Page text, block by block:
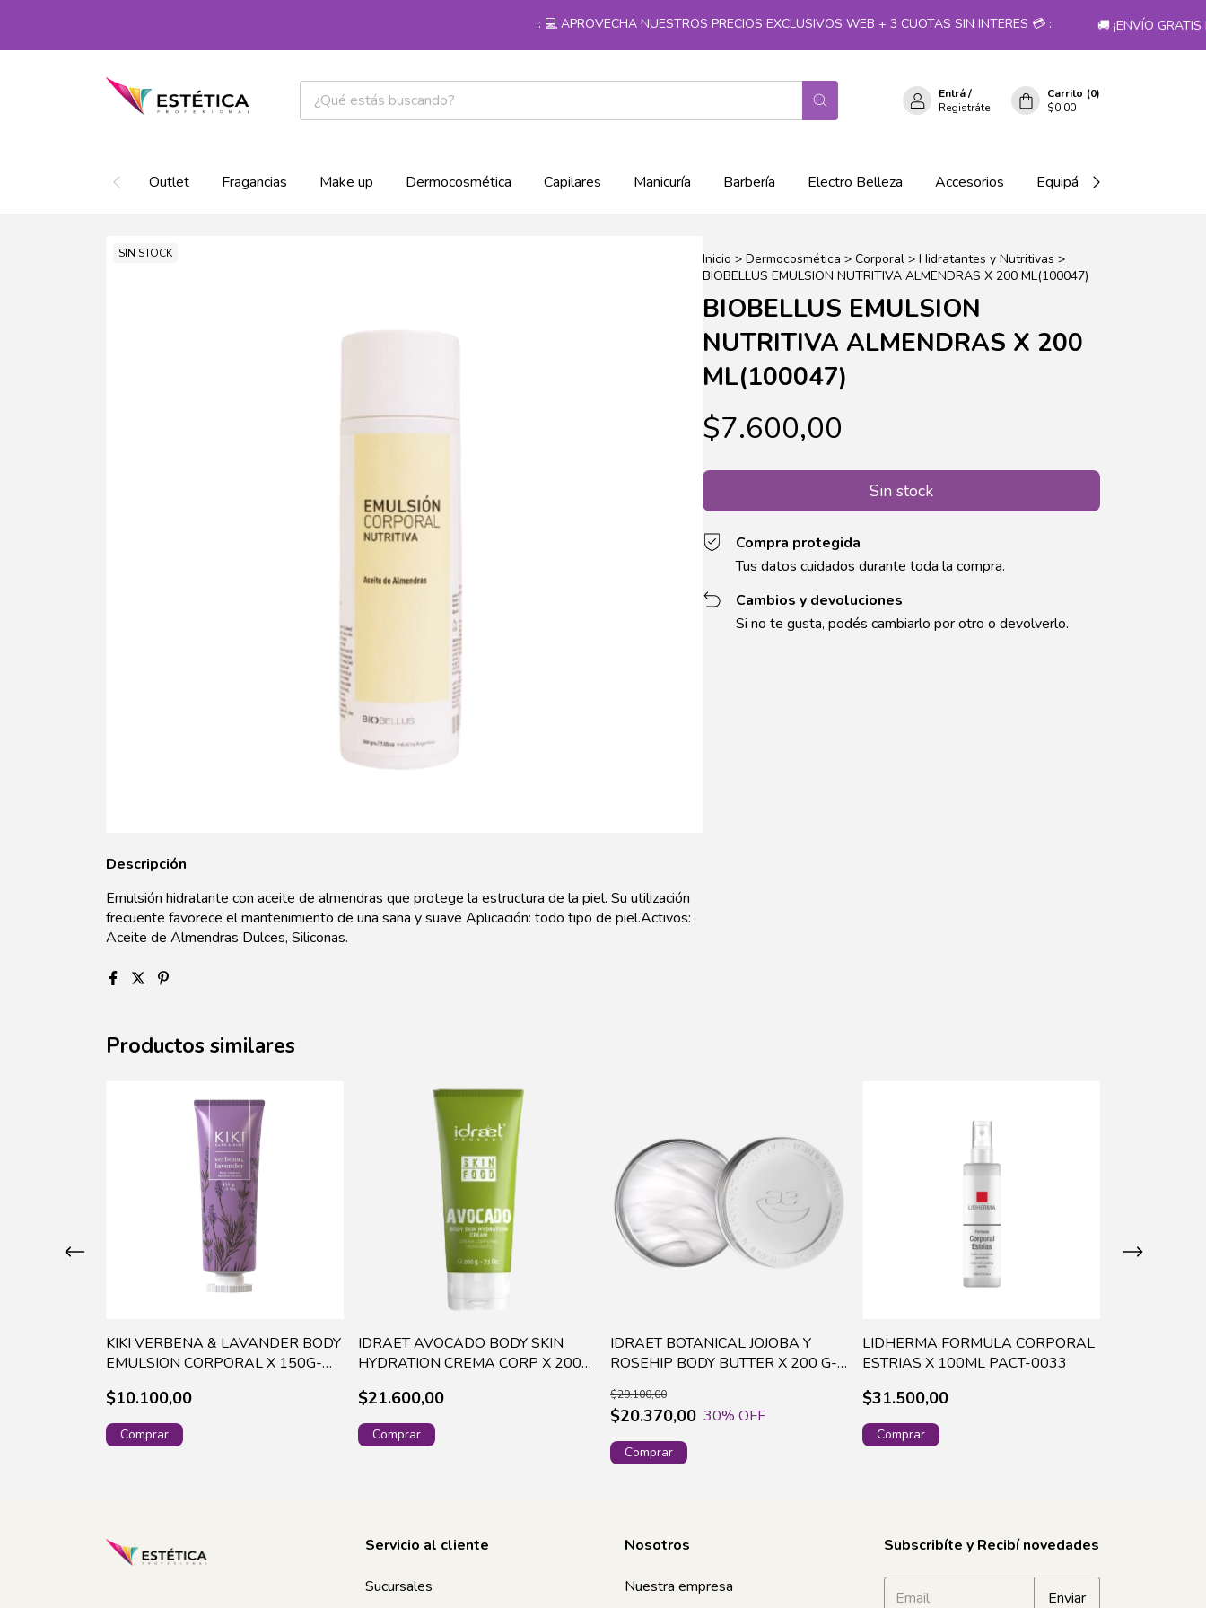
:: 💻 APROVECHA NUESTROS PRECIOS EXCLUSIVOS WEB + 3 CUOTAS SIN INTERES 💳 :: 🚚 ¡ENVÍO GRATIS
Entrá/
Registráte
Carrito (0)
$0,00
Outlet Fragancias Make up Dermocosmética Capilares Manicuría Barbería Electro Belleza Accesorios Equipá tu salón!
SIN STOCK Inicio > Dermocosmética > Corporal > Hidratantes y Nutritivas >
BIOBELLUS EMULSION NUTRITIVA ALMENDRAS X 200 ML(100047)
BIOBELLUS EMULSION
NUTRITIVA ALMENDRAS X 200
ML(100047)
$7.600,00
Compra protegida
Tus datos cuidados durante toda la compra.
Cambios y devoluciones
Si no te gusta, podés cambiarlo por otro o devolverlo.
Descripción
Emulsión hidratante con aceite de almendras que protege la estructura de la piel. Su utilización
frecuente favorece el mantenimiento de una sana y suave Aplicación: todo tipo de piel.Activos:
Aceite de Almendras Dulces, Siliconas.
Productos similares
KIKI VERBENA & LAVANDER BODY
EMULSION CORPORAL X 150G-
$10.100,00
IDRAET AVOCADO BODY SKIN
HYDRATION CREMA CORP X 200
$21.600,00
IDRAET BOTANICAL JOJOBA Y
ROSEHIP BODY BUTTER X 200 G-
$20.370,00
$29.100,00
30% OFF
LIDHERMA FORMULA CORPORAL
ESTRIAS X 100ML PACT-0033
$31.500,00
Servicio al cliente
Sucursales
Nosotros
Nuestra empresa
Subscribíte y Recibí novedades